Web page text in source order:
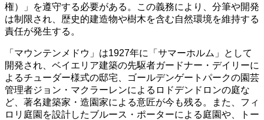
権）」を遵守する必要がある。この義務により、分筆や開発
は制限され、歴史的建造物や樹木を含む自然環境を維持する
責任が発生する。
「マウンテンメドウ」は1927年に「サマーホルム」として
開発され、ベイエリア建築の先駆者ガードナー・デイリーに
よるチューダー様式の邸宅、ゴールデンゲートパークの園芸
管理者ジョン・マクラーレンによるロドデンドロンの庭な
ど、著名建築家・造園家による意匠が今も残る。また、フィ
ロリ庭園を設計したブルース・ポーターによる庭園や、トー